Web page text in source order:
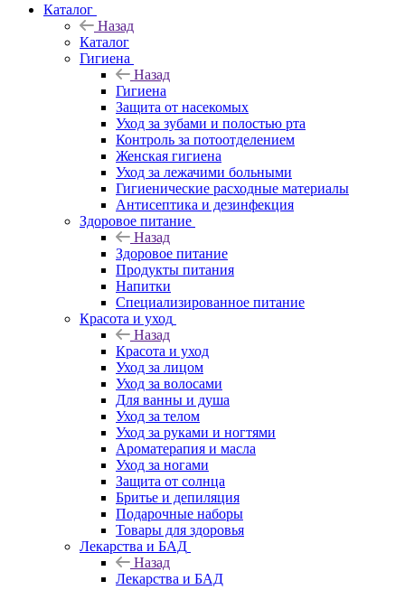
Каталог
Назад
Каталог
Гигиена
Назад
Гигиена
Защита от насекомых
Уход за зубами и полостью рта
Контроль за потоотделением
Женская гигиена
Уход за лежачими больными
Гигиенические расходные материалы
Антисептика и дезинфекция
Здоровое питание
Назад
Здоровое питание
Продукты питания
Напитки
Специализированное питание
Красота и уход
Назад
Красота и уход
Уход за лицом
Уход за волосами
Для ванны и душа
Уход за телом
Уход за руками и ногтями
Ароматерапия и масла
Уход за ногами
Защита от солнца
Бритье и депиляция
Подарочные наборы
Товары для здоровья
Лекарства и БАД
Назад
Лекарства и БАД